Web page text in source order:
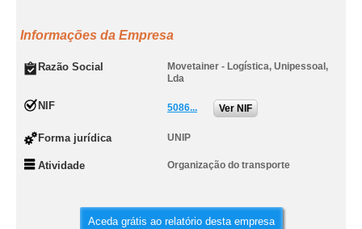
Informações da Empresa
Razão Social
Movetainer - Logística, Unipessoal,
Lda
NIF 5086... Ver NIF
Forma jurídica UNIP
Atividade Organização do transporte
Aceda grátis ao relatório desta empresa